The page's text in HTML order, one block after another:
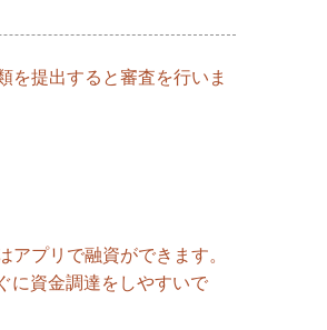
を提出すると審査を行いま
プリで融資ができます。
に資金調達をしやすいで